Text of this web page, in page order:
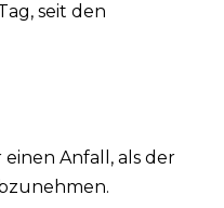
seit den
Anfall, als der